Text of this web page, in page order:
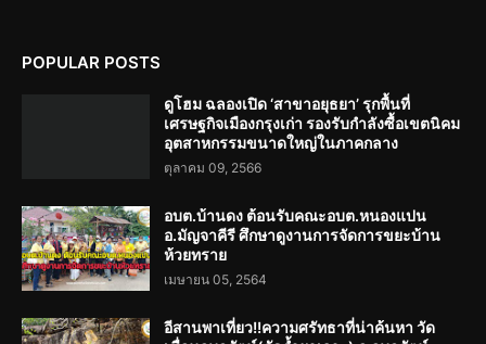
POPULAR POSTS
ดูโฮม ฉลองเปิด ‘สาขาอยุธยา’ รุกพื้นที่
เศรษฐกิจเมืองกรุงเก่า รองรับกำลังซื้อเขตนิคม
อุตสาหกรรมขนาดใหญ่ในภาคกลาง
ตุลาคม 09, 2566
อบต.บ้านดง ต้อนรับคณะอบต.หนองแปน
อ.มัญจาคีรี ศึกษาดูงานการจัดการขยะบ้าน
ห้วยทราย
เมษายน 05, 2564
อีสานพาเที่ยว!!ความศรัทธาที่น่าค้นหา วัด